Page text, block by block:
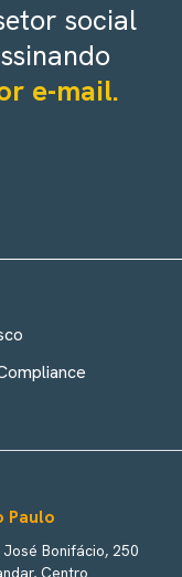
social
e-mail.
Paulo
José Bonifácio, 250
Centro